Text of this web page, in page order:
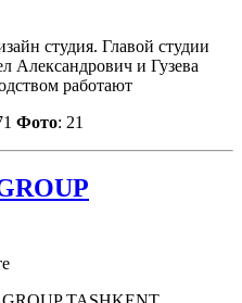
студия. Главой студии
Александрович и Гузева
работают
Фото: 21